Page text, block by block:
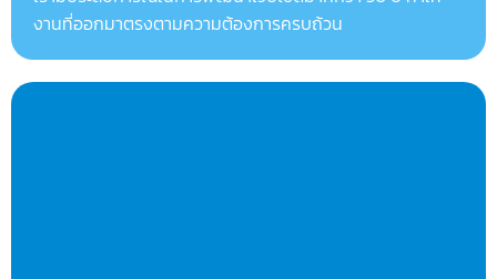
งานที่ออกมาตรงตามความต้องการครบถ้วน